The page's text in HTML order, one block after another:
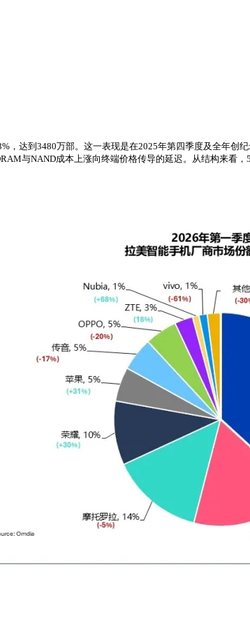
达到3480万部。这一表现是在2025年第四季度及全年创
与NAND成本上涨向终端价格传导的延迟。从结构来看